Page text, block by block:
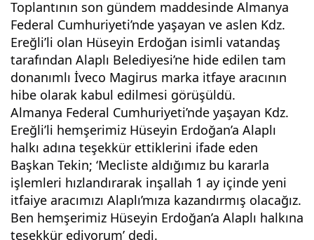
Toplantının son gündem maddesinde Almanya
Federal Cumhuriyeti’nde yaşayan ve aslen Kdz.
Ereğli’li olan Hüseyin Erdoğan isimli vatandaş
tarafından Alaplı Belediyesi’ne hide edilen tam
donanımlı İveco Magirus marka itfaye aracının
hibe olarak kabul edilmesi görüşüldü.
Almanya Federal Cumhuriyeti’nde yaşayan Kdz.
Ereğli’li hemşerimiz Hüseyin Erdoğan’a Alaplı
halkı adına teşekkür ettiklerini ifade eden
Başkan Tekin; ‘Mecliste aldığımız bu kararla
işlemleri hızlandırarak inşallah 1 ay içinde yeni
itfaiye aracımızı Alaplı’mıza kazandırmış olacağız.
Ben hemşerimiz Hüseyin Erdoğan’a Alaplı halkına
teşekkür ediyorum’ dedi.